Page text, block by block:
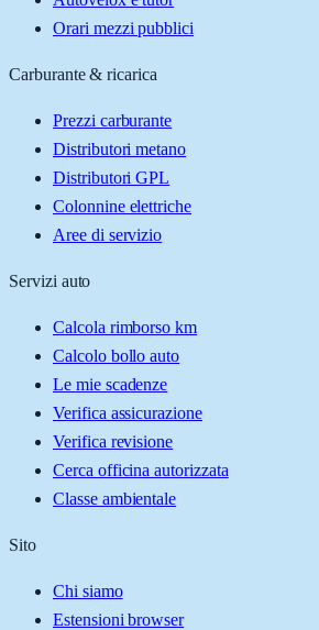
Orari mezzi pubblici
Carburante & ricarica
Prezzi carburante
Distributori metano
Distributori GPL
Colonnine elettriche
Aree di servizio
Servizi auto
Calcola rimborso km
Calcolo bollo auto
Le mie scadenze
Verifica assicurazione
Verifica revisione
Cerca officina autorizzata
Classe ambientale
Sito
Chi siamo
Estensioni browser